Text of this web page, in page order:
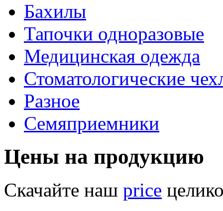
Бахилы
Тапочки одноразовые
Медицинская одежда
Стоматологические
Разное
Семяприемники
Цены на продукцию
Скачайте наш price